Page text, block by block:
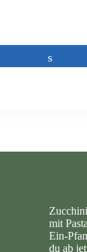
mit
Ein-
du ab